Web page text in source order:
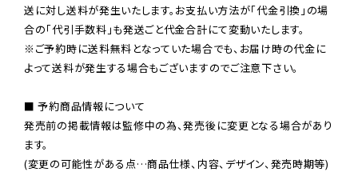
送に対し送料が発生いたします。お支払い方法が「代金引換」の場
※ご予約時に送料無料となっていた場合でも、お届け時の代金に
よって送料が発生する場合もございますのでご注意下さい。
■ 予約商品情報について
発売前の掲載情報は監修中の為、発売後に変更となる場合があり
ます。
(変更の可能性がある点…商品仕様、内容、デザイン、発売時期等)